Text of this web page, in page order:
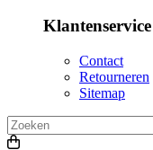
Klantenservice
Contact
Retourneren
Sitemap